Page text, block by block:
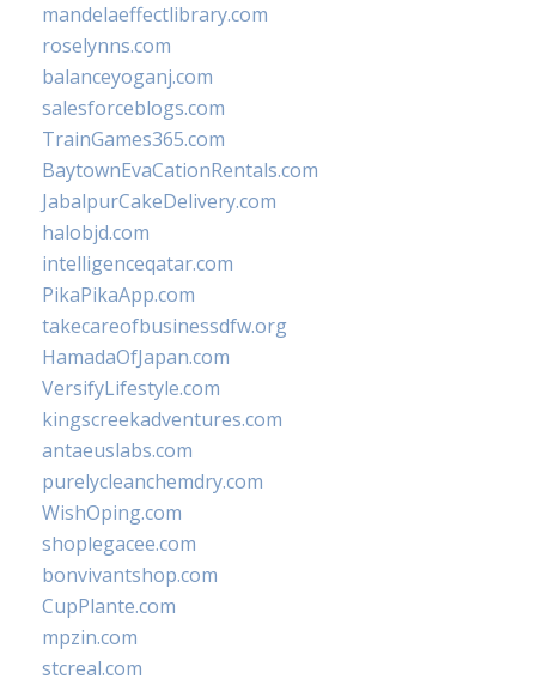
mandelaeffectlibrary.com
roselynns.com
balanceyoganj.com
salesforceblogs.com
TrainGames365.com
BaytownEvaCationRentals.com
JabalpurCakeDelivery.com
halobjd.com
intelligenceqatar.com
PikaPikaApp.com
takecareofbusinessdfw.org
HamadaOfJapan.com
VersifyLifestyle.com
kingscreekadventures.com
antaeuslabs.com
purelycleanchemdry.com
WishOping.com
shoplegacee.com
bonvivantshop.com
CupPlante.com
mpzin.com
stcreal.com